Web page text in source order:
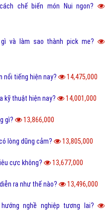
chế biến món Nui ngon?
và làm sao thành pick me?
nổi tiếng hiện nay? 14,475,000
kỹ thuật hiện nay? 14,001,000
gì? 13,866,000
lòng dũng cảm? 13,805,000
cực không? 13,677,000
ra như thế nào? 13,496,000
nghề nghiệp tương lai?